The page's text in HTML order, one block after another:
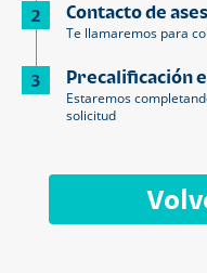
2 Contacto de
Te llamaremos para
3 Precalificación
Estaremos
solicitud